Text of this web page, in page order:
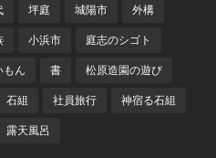
坪庭 城陽市 外構
小浜市 庭志のシゴト
もん 書 松原造園の遊び
石組 社員旅行 神宿る石組
露天風呂